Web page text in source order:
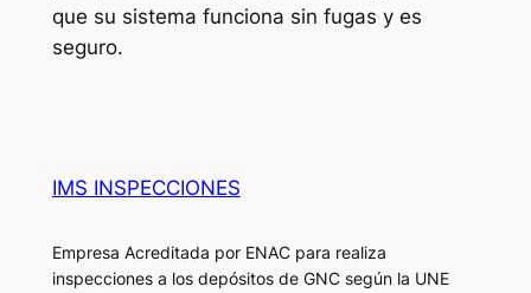
que su sistema funciona sin fugas y es
seguro.
IMS INSPECCIONES
Empresa Acreditada por ENAC para realiza
inspecciones a los depósitos de GNC según la UNE